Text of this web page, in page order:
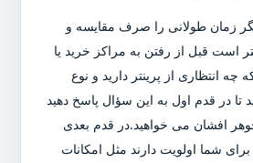
زمان طولانی را صرف مقایسه و
است قبل از رفتن به مراکز خرید یا
چه انتظاری از پرینتر دارید و نوع
در قدم اول به این سؤال پاسخ دهید
افشان می خواهید.در قدم بعدی
شما اولویت دارند مثل امکانات